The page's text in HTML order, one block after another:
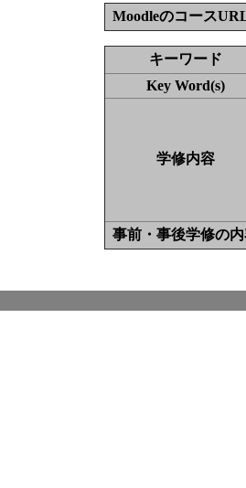
Moodleのコース
キーワード
Key Word(s)
学修内容
事前・事後学修の